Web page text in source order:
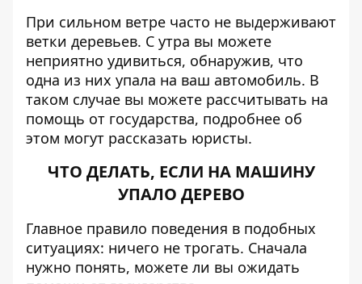
При сильном ветре часто не выдерживают
ветки деревьев. С утра вы можете
неприятно удивиться, обнаружив, что
одна из них упала на ваш автомобиль. В
таком случае вы можете рассчитывать на
помощь от государства, подробнее об
этом могут рассказать юристы.
ЧТО ДЕЛАТЬ, ЕСЛИ НА МАШИНУ
УПАЛО ДЕРЕВО
Главное правило поведения в подобных
ситуациях: ничего не трогать. Сначала
нужно понять, можете ли вы ожидать